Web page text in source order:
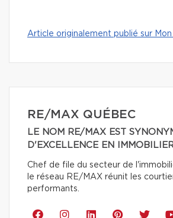
Article originalement publié sur
RE/MAX QUÉBEC
LE NOM RE/MAX EST
D'EXCELLENCE EN
Chef de file du secteur de
le réseau RE/MAX réunit les
performants.